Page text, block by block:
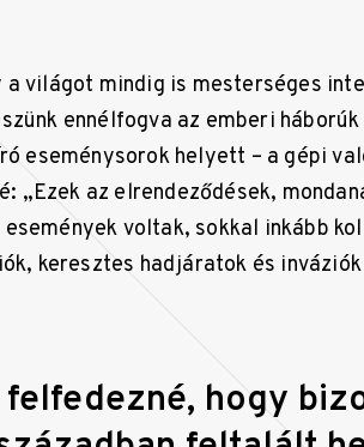
világot mindig is mesterséges
ennélfogva az emberi háborúk
eseménysorok helyett – a gépi
„Ezek az elrendeződések,
voltak, sokkal inkább
keresztes hadjáratok és
hogy